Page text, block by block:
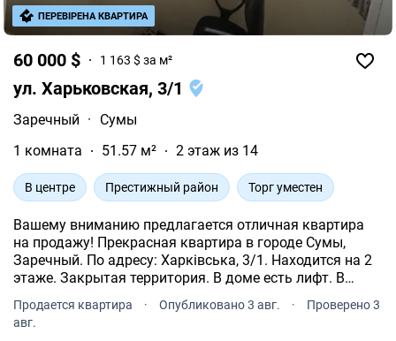
60 000 $ 1 163 $ за м²
ул. Харьковская, 3/1
Заречный ·
Сумы
1 комната
51.57 м² 2 этаж из 14
В центре Престижный район Торг уместен
Вашему вниманию предлагается отличная квартира
на продажу! Прекрасная квартира в городе Сумы,
Заречный. По адресу: Харківська, 3/1. Находится на 2
этаже. Закрытая территория. В доме есть лифт. В
электричество по индивидуальным счетчикам.
Продается квартира · Опубликовано 3 авг. ·
Проверено 3
авг.
ПЕРЕВІРЕНА КВАРТИРА